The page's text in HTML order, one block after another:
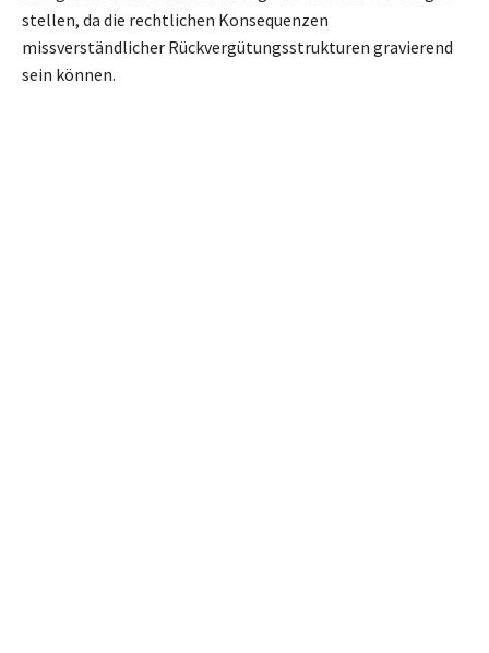
stellen, da die rechtlichen Konsequenzen
missverständlicher Rückvergütungsstrukturen gravierend
sein können.